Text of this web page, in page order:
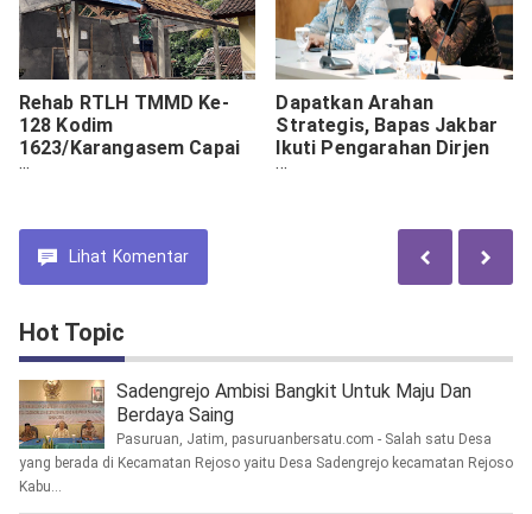
Rehab RTLH TMMD Ke-
128 Kodim
1623/Karangasem Capai
92 Persen
Dapatkan Arahan
Strategis, Bapas Jakbar
Ikuti Pengarahan Dirjen
Pemasyarakatan
Lihat Komentar
Hot Topic
Sadengrejo Ambisi Bangkit Untuk Maju Dan
Berdaya Saing
Pasuruan, Jatim, pasuruanbersatu.com - Salah satu Desa
yang berada di Kecamatan Rejoso yaitu Desa Sadengrejo kecamatan Rejoso
Kabu...